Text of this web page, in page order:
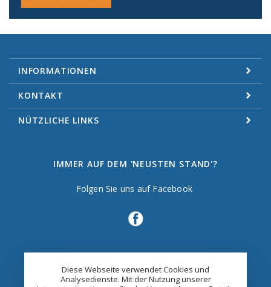
INFORMATIONEN
KONTAKT
NÜTZLICHE LINKS
IMMER AUF DEM 'NEUSTEN STAND'?
Folgen Sie uns auf Facebook
Diese Webseite verwendet Cookies und
Analysedienste. Mit der Nutzung unserer